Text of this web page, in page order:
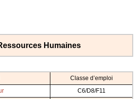
Humaines
Classe d’emploi
C6/D8/F11